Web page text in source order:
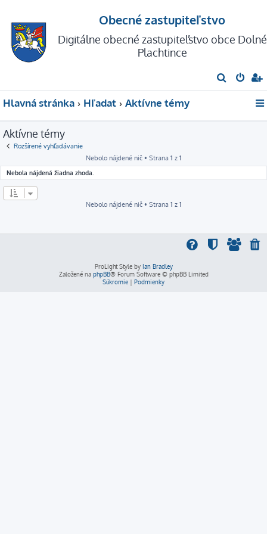
Obecné zastupiteľstvo
Digitálne obecné zastupiteľstvo obce Dolné
Plachtince
ľ
d
Hlavná stránka Hľadať Aktívne témy
Aktívne témy
Rozšírené vyhľadávanie
Nebolo nájdené nič • Strana 1 z 1
Nebola nájdená žiadna zhoda.
Nebolo nájdené nič • Strana 1 z 1
ProLight Style by Ian Bradley
Založené na phpBB® Forum Software © phpBB Limited
Súkromie | Podmienky